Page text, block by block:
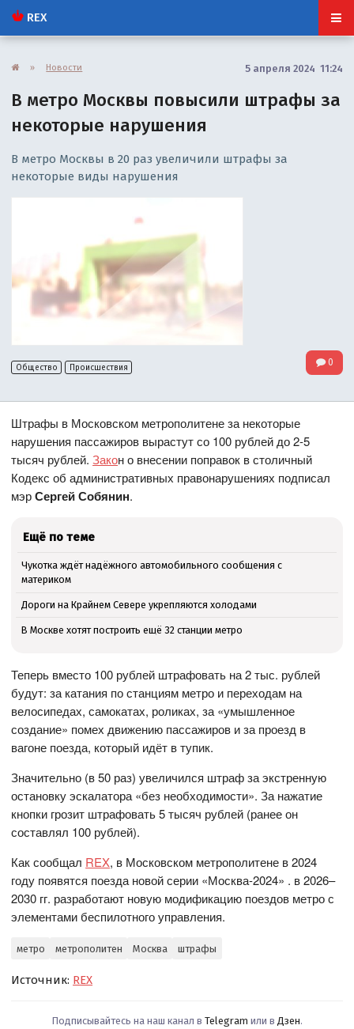
REX
» Новости 5 апреля 2024 11:24
В метро Москвы повысили штрафы за
некоторые нарушения
В метро Москвы в 20 раз увеличили штрафы за
некоторые виды нарушения
Общество Происшествия 0
Штрафы в Московском метрополитене за некоторые
нарушения пассажиров вырастут со 100 рублей до 2-5
тысяч рублей.Закон о внесении поправок в столичный
Кодекс об административных правонарушениях подписал
мэрСергей Собянин.
Ещё по теме
Чукотка ждёт надёжного автомобильного сообщения с
материком
Дороги на Крайнем Севере укрепляются холодами
В Москве хотят построить ещё 32 станции метро
Теперь вместо 100 рублей штрафовать на 2 тыс. рублей
будут: за катания по станциям метро и переходам на
велосипедах, самокатах, роликах, за «умышленное
создание» помех движению пассажиров и за проезд в
вагоне поезда, который идёт в тупик.
Значительно (в 50 раз) увеличился штраф за экстренную
остановку эскалатора «без необходимости». За нажатие
кнопки грозит штрафовать 5 тысяч рублей (ранее он
составлял 100 рублей).
Как сообщал REX, в Московском метрополитене в 2024
году появятся поезда новой серии «Москва-2024» . в 2026–
2030 гг. разработают новую модификацию поездов метро с
элементами беспилотного управления.
метро метрополитен Москва штрафы
Источник: REX
Подписывайтесь на наш канал в Telegram или в Дзен.